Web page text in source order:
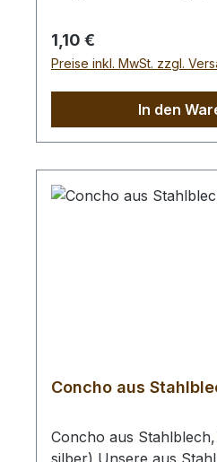
angebrachten
(Siehe Bild 2).Die
Länge von 7 mm und
Einsetzen in Leder mit
Dicke.Zum Vorlochen
ein Locheisen mit Ø 3,0
Regulärer Preis:
1,10 €
Preise inkl. MwSt. zzgl.
In den
Concho aus
Concho aus
silber) Unsere aus